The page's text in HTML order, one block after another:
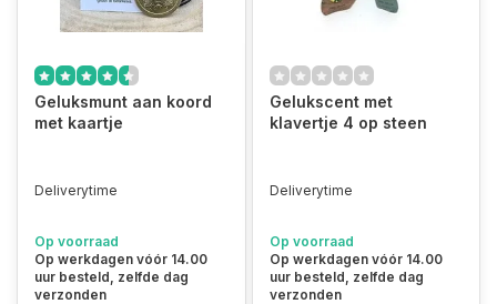
Geluksmunt aan koord
met kaartje
Deliverytime
Op voorraad
Op werkdagen vóór 14.00
uur besteld, zelfde dag
verzonden
Gelukscent met
klavertje 4 op steen
Deliverytime
Op voorraad
Op werkdagen vóór 14.00
uur besteld, zelfde dag
verzonden